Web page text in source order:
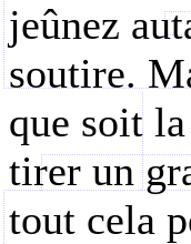
jeûnez
soutire.
que soit
tirer un
tout cela